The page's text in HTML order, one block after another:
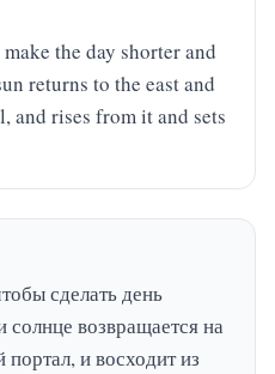
the day shorter and
returns to the east and
and rises from it and sets
сделать день
солнце возвращается на
и восходит из